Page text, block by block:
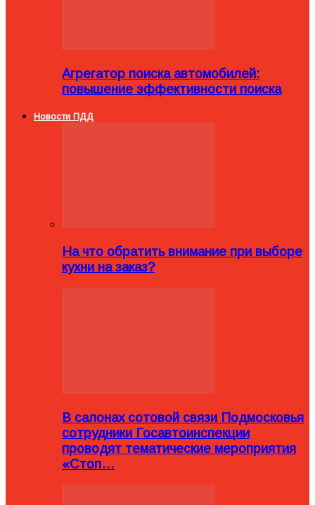
Агрегатор поиска автомобилей:
повышение эффективности поиска
Новости ПДД
На что обратить внимание при выборе
кухни на заказ?
В салонах сотовой связи Подмосковья
сотрудники Госавтоинспекции
проводят тематические мероприятия
«Стоп…